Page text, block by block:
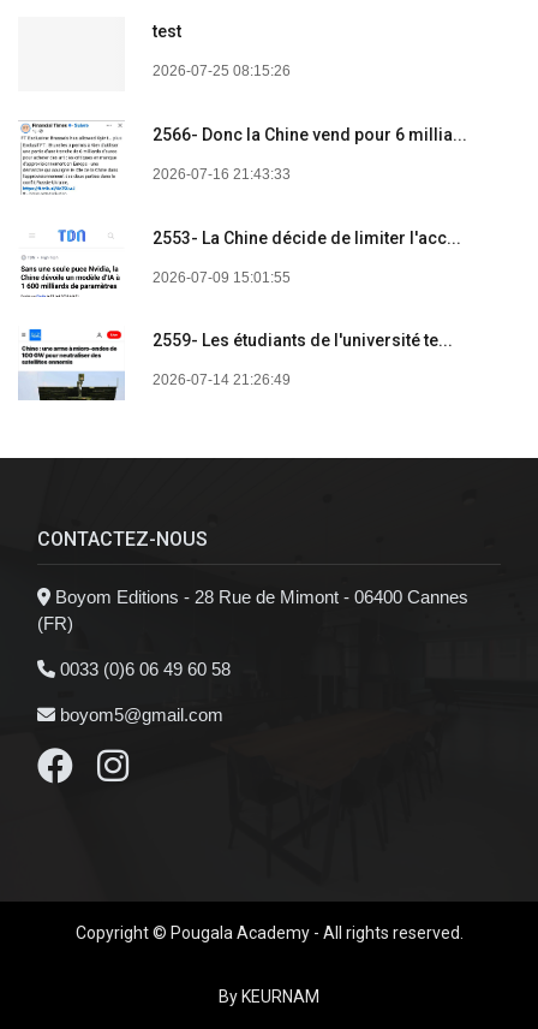
test
2026-07-25 08:15:26
2566- Donc la Chine vend pour 6 millia...
2026-07-16 21:43:33
2553- La Chine décide de limiter l'acc...
2026-07-09 15:01:55
2559- Les étudiants de l'université te...
2026-07-14 21:26:49
CONTACTEZ-NOUS
Boyom Editions - 28 Rue de Mimont - 06400 Cannes
(FR)
0033 (0)6 06 49 60 58
boyom5@gmail.com
Copyright © Pougala Academy - All rights reserved.
By KEURNAM